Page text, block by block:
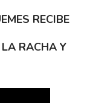
RECIBE
RACHA Y